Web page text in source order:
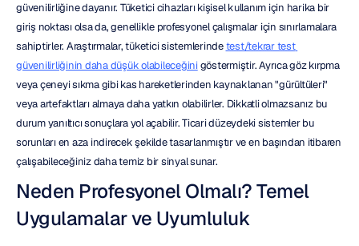
güvenilirliğine dayanır. Tüketici cihazları kişisel kullanım için harika bir
giriş noktası olsa da, genellikle profesyonel çalışmalar için sınırlamalara
sahiptirler. Araştırmalar, tüketici sistemlerinde test/tekrar test
güvenilirliğinin daha düşük olabileceğini göstermiştir. Ayrıca göz kırpma
veya çeneyi sıkma gibi kas hareketlerinden kaynaklanan "gürültüleri"
veya artefaktları almaya daha yatkın olabilirler. Dikkatli olmazsanız bu
durum yanıltıcı sonuçlara yol açabilir. Ticari düzeydeki sistemler bu
sorunları en aza indirecek şekilde tasarlanmıştır ve en başından itibaren
çalışabileceğiniz daha temiz bir sinyal sunar.
Neden Profesyonel Olmalı? Temel
Uygulamalar ve Uyumluluk